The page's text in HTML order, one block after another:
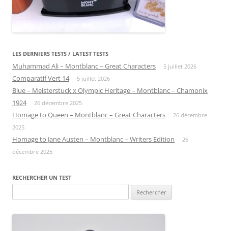
LES DERNIERS TESTS / LATEST TESTS
Muhammad Ali – Montblanc – Great Characters 5 juillet 2026
Comparatif Vert 14 5 juillet 2026
Blue – Meisterstuck x Olympic Heritage – Montblanc – Chamonix
1924
26 décembre 2025
Homage to Queen – Montblanc – Great Characters
26 décembre
2025
Homage to Jane Austen – Montblanc – Writers Edition
26
décembre 2025
RECHERCHER UN TEST